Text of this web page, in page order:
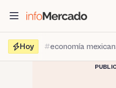
contenido
Hoy
economía